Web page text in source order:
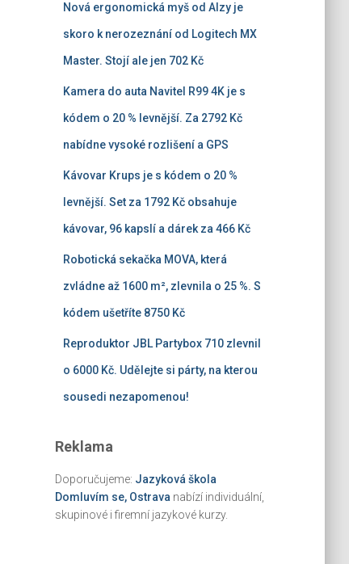
Nová ergonomická myš od Alzy je
skoro k nerozeznání od Logitech MX
Master. Stojí ale jen 702 Kč
Kamera do auta Navitel R99 4K je s
kódem o 20 % levnější. Za 2792 Kč
nabídne vysoké rozlišení a GPS
Kávovar Krups je s kódem o 20 %
levnější. Set za 1792 Kč obsahuje
kávovar, 96 kapslí a dárek za 466 Kč
Robotická sekačka MOVA, která
zvládne až 1600 m², zlevnila o 25 %. S
kódem ušetříte 8750 Kč
Reproduktor JBL Partybox 710 zlevnil
o 6000 Kč. Udělejte si párty, na kterou
sousedi nezapomenou!
Reklama
Doporučujeme: Jazyková škola
Domluvím se, Ostrava nabízí individuální,
skupinové i firemní jazykové kurzy.